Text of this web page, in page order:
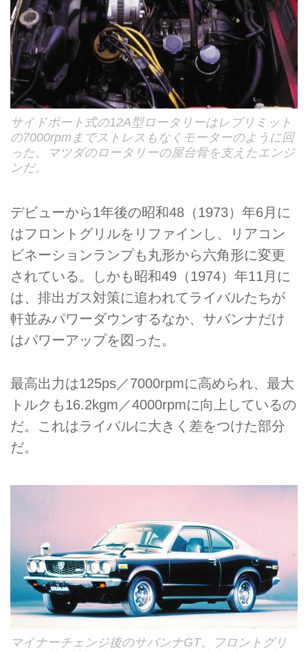
サイドポート式の12A型ロータリーはレブリミット
の7000rpmまでストレスもなくモーターのように回
った。マツダのロータリーの屋台骨を支えたエンジ
ンだ。
デビューから1年後の昭和48（1973）年6月に
はフロントグリルをリファインし、リアコン
ビネーションランプも丸形から六角形に変更
されている。しかも昭和49（1974）年11月に
は、排出ガス対策に追われてライバルたちが
軒並みパワーダウンするなか、サバンナだけ
はパワーアップを図った。
最高出力は125ps／7000rpmに高められ、最大
トルクも16.2kgm／4000rpmに向上しているの
だ。これはライバルに大きく差をつけた部分
だ。
マイナーチェンジ後のサバンナGT。フロントグリ